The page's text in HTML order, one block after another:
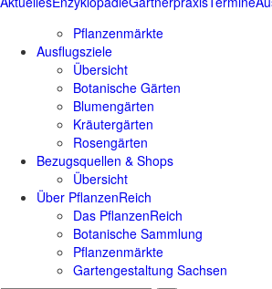
Pflanzenmärkte
Ausflugsziele
Übersicht
Botanische Gärten
Blumengärten
Kräutergärten
Rosengärten
Bezugsquellen & Shops
Übersicht
Über PflanzenReich
Das PflanzenReich
Botanische Sammlung
Pflanzenmärkte
Gartengestaltung Sachsen